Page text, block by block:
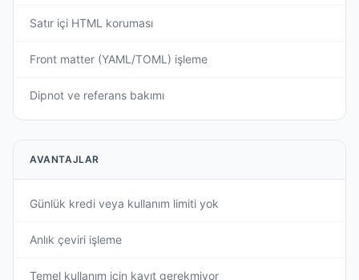
Satır içi HTML koruması
Front matter (YAML/TOML) işleme
Dipnot ve referans bakımı
AVANTAJLAR
Günlük kredi veya kullanım limiti yok
Anlık çeviri işleme
Temel kullanım için kayıt gerekmiyor